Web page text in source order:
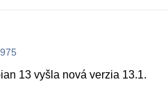
13 vyšla nová verzia 13.1.